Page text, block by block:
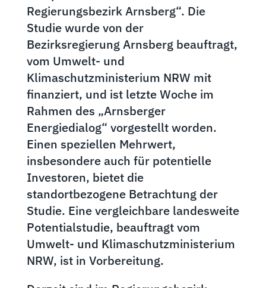
Regierungsbezirk Arnsberg“. Die
Studie wurde von der
Bezirksregierung Arnsberg beauftragt,
vom Umwelt- und
Klimaschutzministerium NRW mit
finanziert, und ist letzte Woche im
Rahmen des „Arnsberger
Energiedialog“ vorgestellt worden.
Einen speziellen Mehrwert,
insbesondere auch für potentielle
Investoren, bietet die
standortbezogene Betrachtung der
Studie. Eine vergleichbare landesweite
Potentialstudie, beauftragt vom
Umwelt- und Klimaschutzministerium
NRW, ist in Vorbereitung.